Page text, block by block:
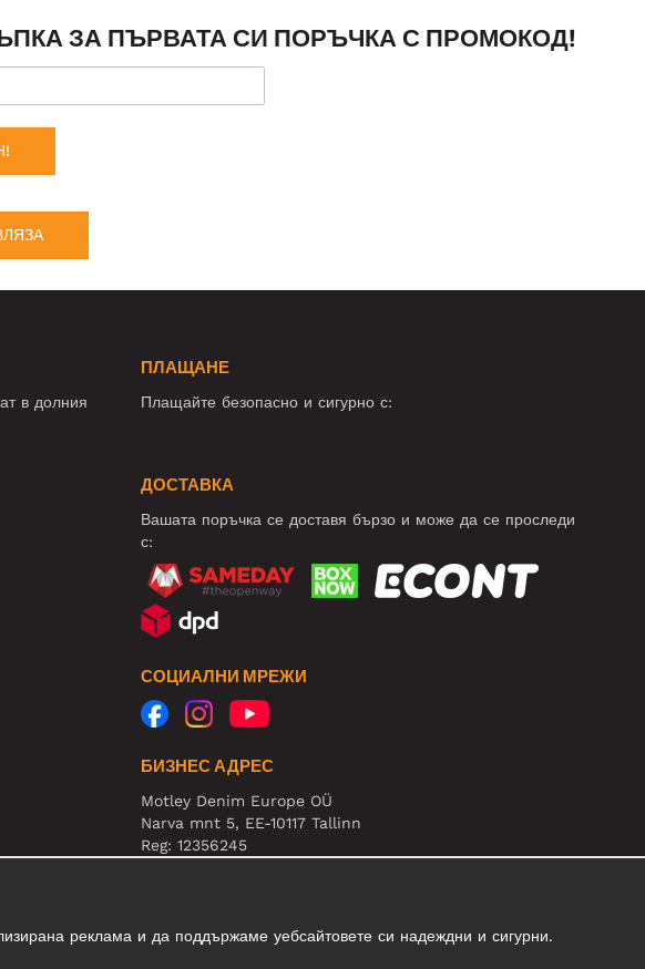
ЗА ПЪРВАТА СИ ПОРЪЧКА С ПРОМОКОД!
в долния
ПЛАЩАНЕ
Плащайте безопасно и сигурно с:
ДОСТАВКА
Вашата поръчка се доставя бързо и може да се проследи
с:
СОЦИАЛНИ МРЕЖИ
БИЗНЕС АДРЕС
Motley Denim Europe OÜ
Narva mnt 5, EE-10117 Tallinn
Reg: 12356245
реклама и да поддържаме уебсайтовете си надеждни и сигурни.